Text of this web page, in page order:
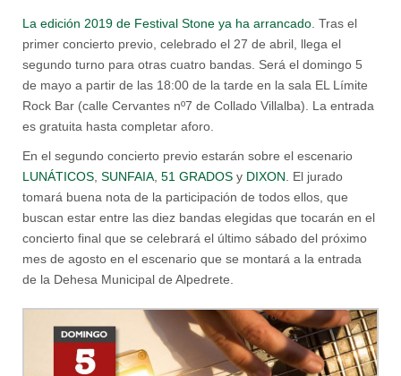
La edición 2019 de Festival Stone ya ha arrancado . Tras el
primer concierto previo, celebrado el 27 de abril, llega el
segundo turno para otras cuatro bandas. Será el domingo 5
de mayo a partir de las 18:00 de la tarde en la sala EL Límite
Rock Bar (calle Cervantes nº7 de Collado Villalba). La entrada
es gratuita hasta completar aforo.
En el segundo concierto previo estarán sobre el escenario
LUNÁTICOS SUNFAIA 51 GRADOS y DIXON . El jurado
tomará buena nota de la participación de todos ellos, que
buscan estar entre las diez bandas elegidas que tocarán en el
concierto final que se celebrará el último sábado del próximo
mes de agosto en el escenario que se montará a la entrada
de la Dehesa Municipal de Alpedrete.